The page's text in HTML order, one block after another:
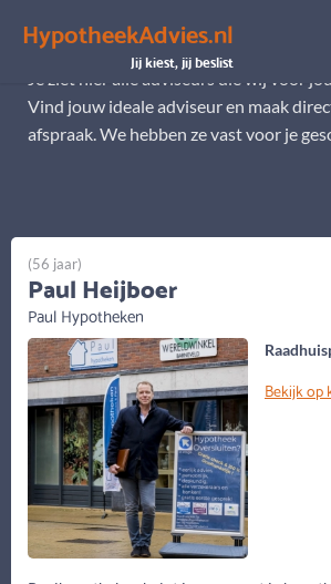
HypotheekAdvies.nl
Jij kiest, jij beslist
Alle adviseurs
Je ziet hier alle adviseurs die wij voor
Vind jouw ideale adviseur en maak
afspraak. We hebben ze vast voor je
Bekijk op
(56 jaar)
Paul Heijboer
Paul Hypotheken